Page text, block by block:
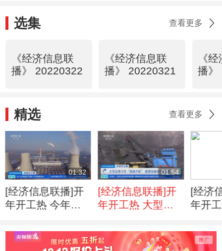
选集 查看更多
《经济信息联
播》 20220322
《经济信息联
播》 20220321
《
播》
精选 查看更多
01:32
[经济信息联播]开
年开工热 今年发
供需合同签订率达
到100%
01:54
[经济信息联播]开
年开工热 大型运
储煤场确保供应不
断
[经济
年开
开采
开年